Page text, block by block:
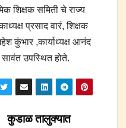
शिक्षक समिती चे राज्य
प्रसाद वारं, शिक्षक
कुंभार ,कार्याध्यक्ष आनंद
सावंत उपस्थित होते.
कुडाळ तालुक्यात